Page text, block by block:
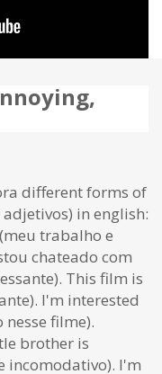
different forms of
in english:
trabalho e
chateado com
This film is
I'm interested
filme).
brother is
incomodativo). I'm